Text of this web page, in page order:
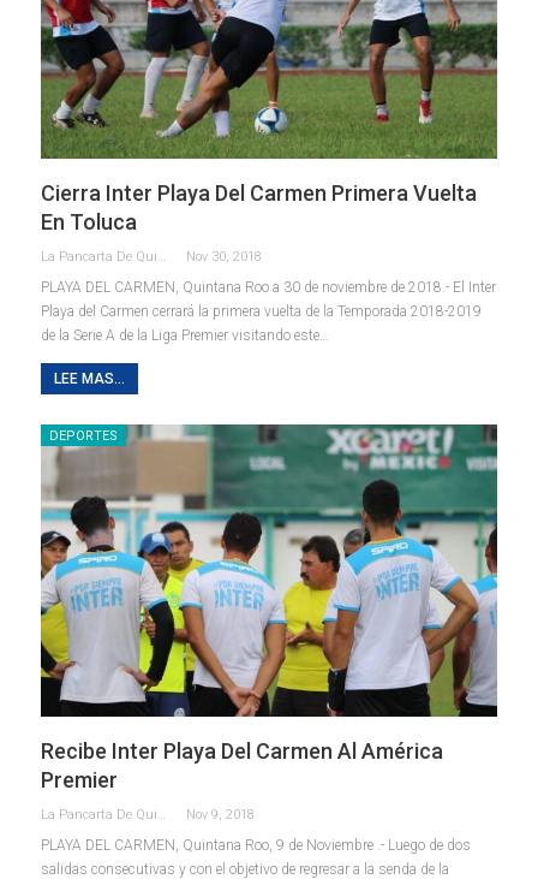
Cierra Inter Playa Del Carmen Primera Vuelta
En Toluca
La Pancarta De Quintana Roo Nov 30, 2018
PLAYA DEL CARMEN, Quintana Roo a 30 de noviembre de 2018.- El Inter
Playa del Carmen cerrará la primera vuelta de la Temporada 2018-2019
de la Serie A de la Liga Premier visitando este…
LEE MAS...
DEPORTES
Recibe Inter Playa Del Carmen Al América
Premier
La Pancarta De Quintana Roo Nov 9, 2018
PLAYA DEL CARMEN, Quintana Roo, 9 de Noviembre .- Luego de dos
salidas consecutivas y con el objetivo de regresar a la senda de la